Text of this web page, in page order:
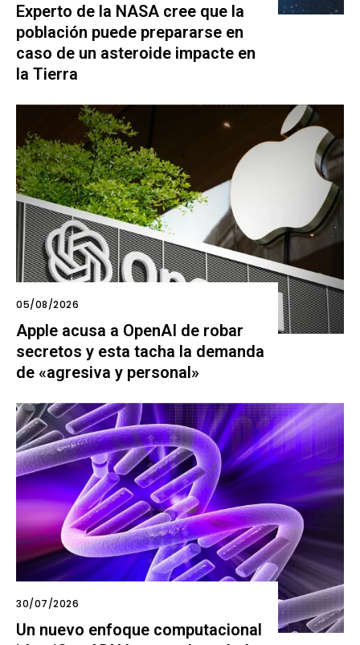
Experto de la NASA cree que la
población puede prepararse en
caso de un asteroide impacte en
la Tierra
05/08/2026
Apple acusa a OpenAI de robar
secretos y esta tacha la demanda
de «agresiva y personal»
30/07/2026
Un nuevo enfoque computacional